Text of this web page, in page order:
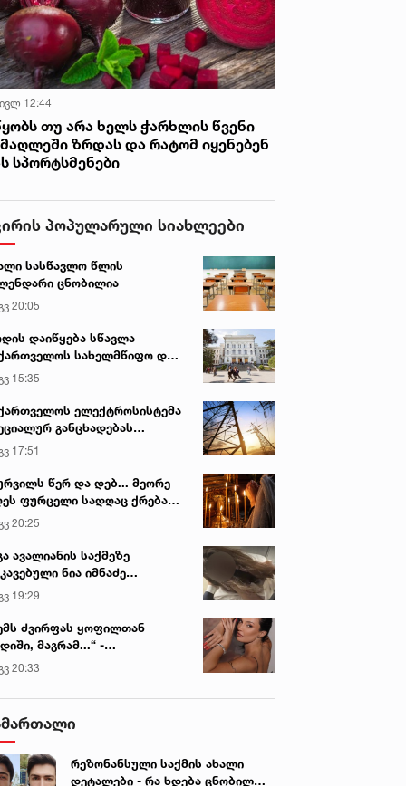
12:44
თუ არა ხელს ჭარხლის წვენი
ზრდას და რატომ იყენებენ
სპორტსმენები
პოპულარული სიახლეები
სასწავლო წლის
ცნობილია
20:05
დაიწყება სწავლა
სახელმწიფო და
უნივერსიტეტებში
15:35
ელექტროსისტემა
განცხადებას
17:51
წერ და დებ... მეორე
ფურცელი სადღაც ქრება
სურვილი სრულდება...“ -
ტაძარი შიდა
20:25
ავალიანის საქმეზე
ნია იმნაძე
გადაჰყავთ
19:29
ძვირფას ყოფილთან
მაგრამ...“ -
პაიჭაძის
აღიარება
20:33
რეზონანსული საქმის ახალი
დეტალები - რა ხდება ცნობილი